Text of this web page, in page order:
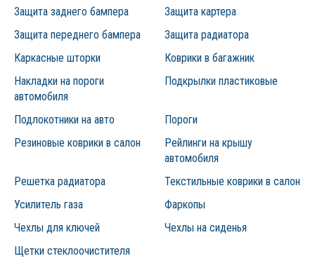
Защита заднего бампера
Защита картера
Защита переднего бампера
Защита радиатора
Каркасные шторки
Коврики в багажник
Накладки на пороги
автомобиля
Подкрылки пластиковые
Подлокотники на авто
Пороги
Резиновые коврики в салон
Рейлинги на крышу
автомобиля
Решетка радиатора
Текстильные коврики в салон
Усилитель газа
Фаркопы
Чехлы для ключей
Чехлы на сиденья
Щетки стеклоочистителя